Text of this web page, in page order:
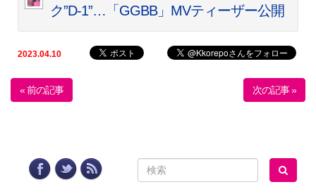
ク”D-1”…「GGBB」MVティーザー公開
2023.04.10
« 前の記事 次の記事 »